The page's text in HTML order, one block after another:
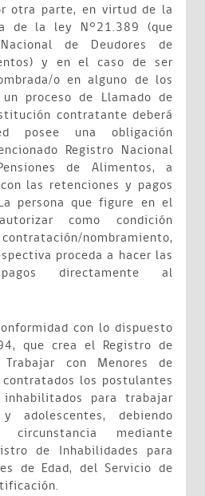
otra parte, en virtud de la
de la ley N°21.389 (que
de Deudores de
y en el caso de ser
o en alguno de los
proceso de Llamado de
contratante deberá
posee una obligación
Registro Nacional
de Alimentos, a
las retenciones y pagos
persona que figure en el
como condición
nombramiento,
proceda a hacer las
directamente al
con lo dispuesto
que crea el Registro de
Trabajar con Menores de
contratados los postulantes
para trabajar
adolescentes, debiendo
circunstancia mediante
de Inhabilidades para
de Edad, del Servicio de